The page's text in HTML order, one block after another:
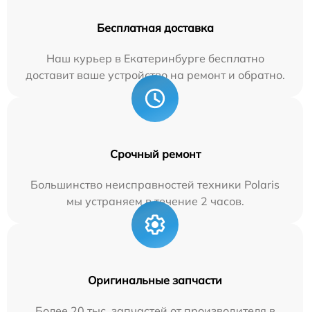
Бесплатная доставка
Наш курьер в Екатеринбурге бесплатно
доставит ваше устройство на ремонт и обратно.
Срочный ремонт
Большинство неисправностей техники Polaris
мы устраняем в течение 2 часов.
Оригинальные запчасти